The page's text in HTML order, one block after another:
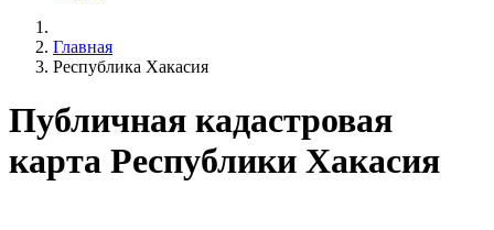
Главная
Республика Хакасия
Публичная кадастровая
карта Республики Хакасия